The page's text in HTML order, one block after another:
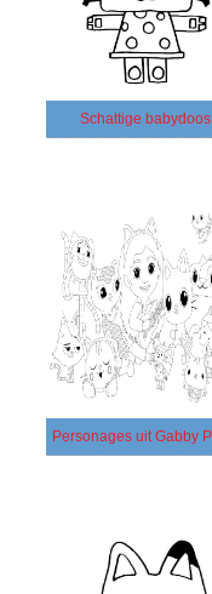
Schattige babydoos